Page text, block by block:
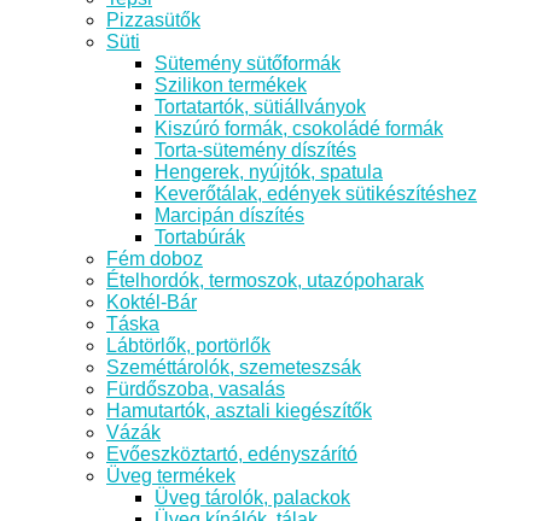
Pizzasütők
Süti
Sütemény sütőformák
Szilikon termékek
Tortatartók, sütiállványok
Kiszúró formák, csokoládé formák
Torta-sütemény díszítés
Hengerek, nyújtók, spatula
Keverőtálak, edények sütikészítéshez
Marcipán díszítés
Tortabúrák
Fém doboz
Ételhordók, termoszok, utazópoharak
Koktél-Bár
Táska
Lábtörlők, portörlők
Szeméttárolók, szemeteszsák
Fürdőszoba, vasalás
Hamutartók, asztali kiegészítők
Vázák
Evőeszköztartó, edényszárító
Üveg termékek
Üveg tárolók, palackok